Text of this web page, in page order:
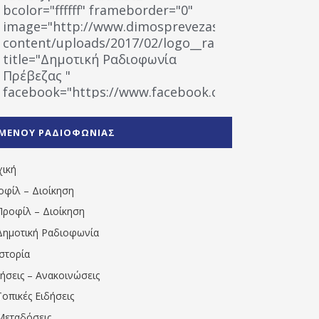
bcolor="ffffff" frameborder="0"
image="http://www.dimosprevezas.gr/wp-
content/uploads/2017/02/logo__radiofonias.jpg"
title="Δημοτική Ραδιοφωνία
Πρέβεζας "
facebook="https://www.facebook.com/
1531194763766854/" artist="" ]
ΡΑΔΙΟΦΩΝΙΑΣ
– Διοίκηση
– Διοίκηση
Ραδιοφωνία
– Ανακοινώσεις
Ειδήσεις